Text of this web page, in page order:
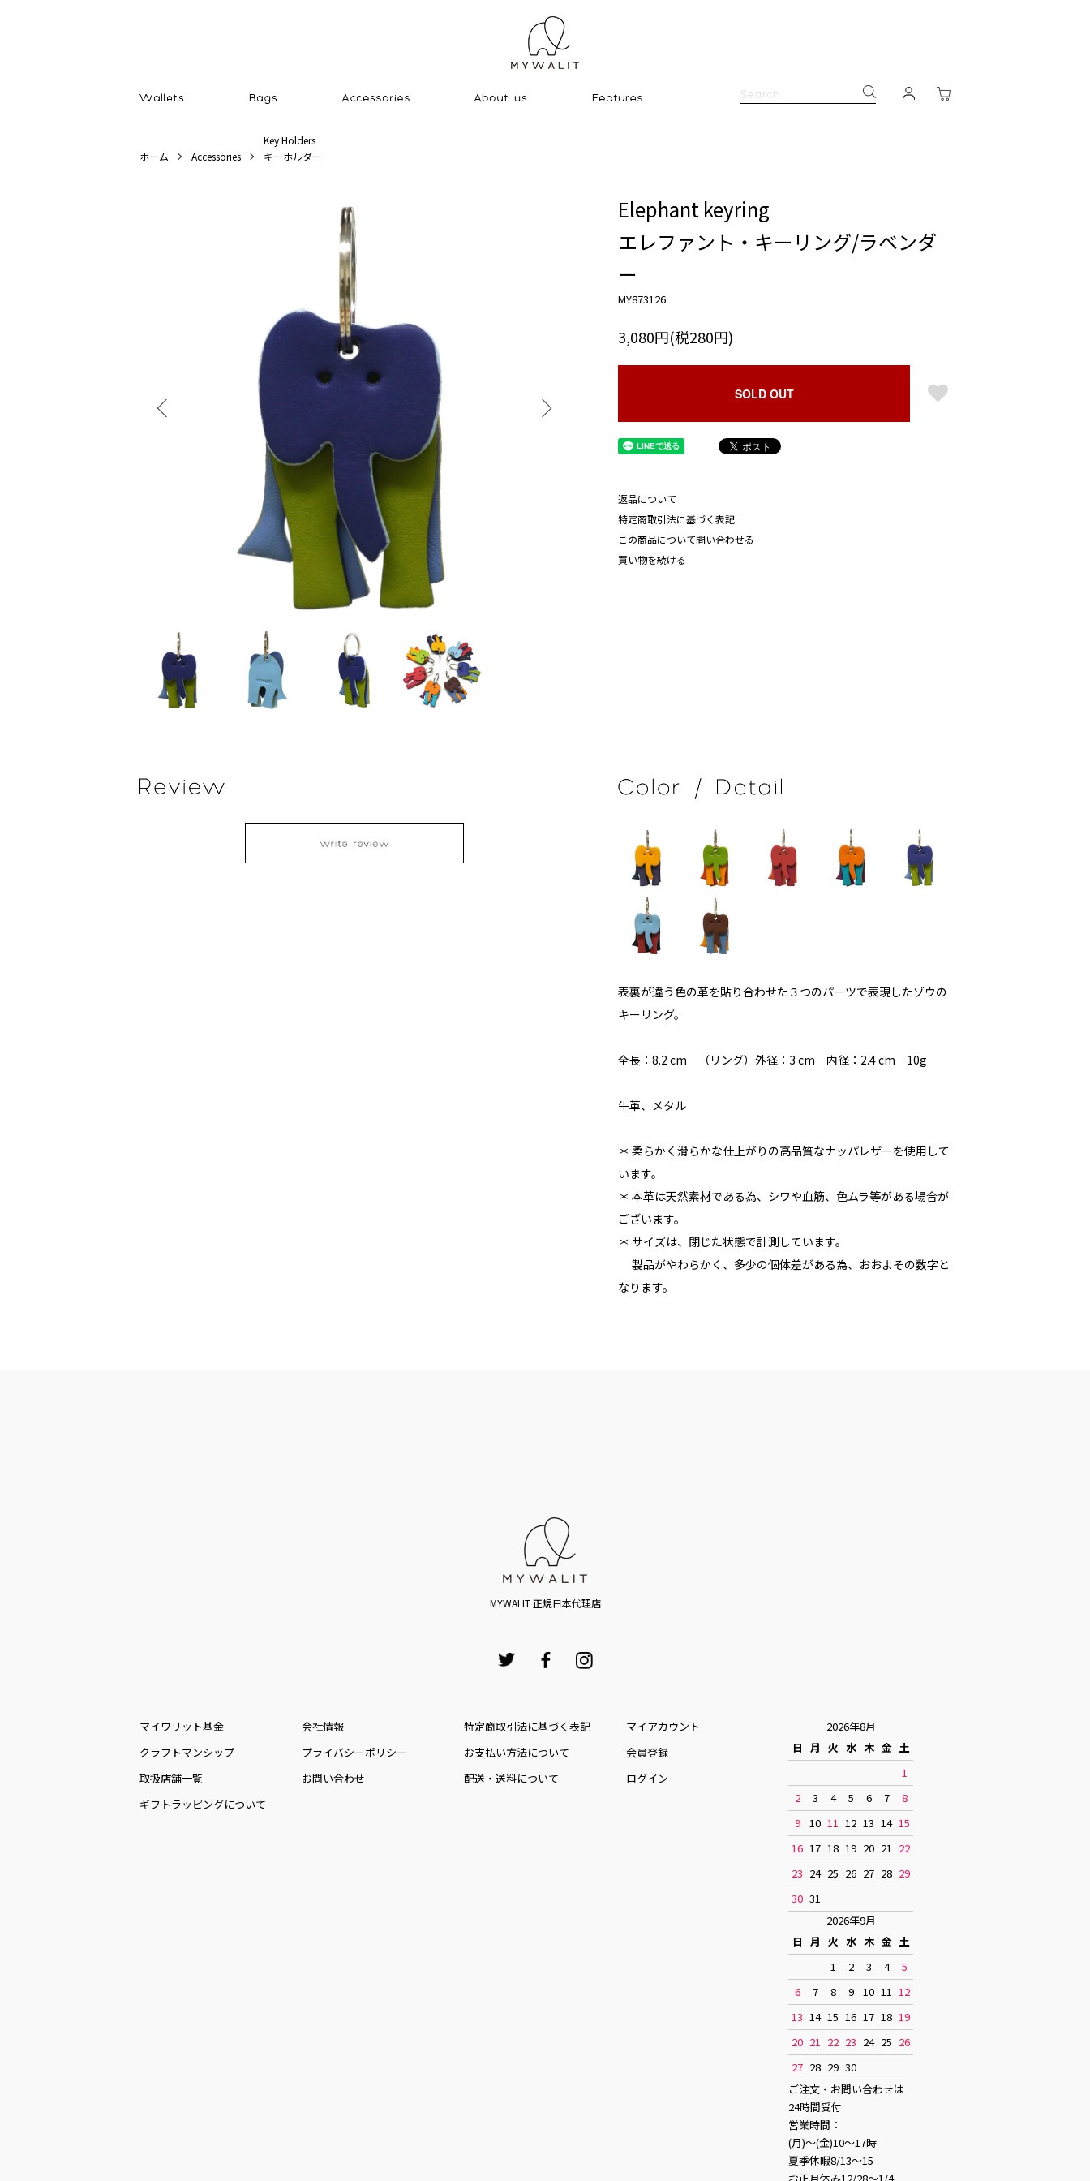
ホーム Accessories
Key Holders
キーホルダー
Elephant keyring
エレファント・キーリング/ラベンダ
ー
MY873126
3,080円(税280円)
SOLD OUT
返品について
特定商取引法に基づく表記
この商品について問い合わせる
買い物を続ける
表裏が違う色の革を貼り合わせた３つのパーツで表現したゾウの
キーリング。
全長：8.2 cm （リング）外径：3 cm 内径：2.4 cm 10g
牛革、メタル
＊ 柔らかく滑らかな仕上がりの高品質なナッパレザーを使用して
います。
＊ 本革は天然素材である為、シワや血筋、色ムラ等がある場合が
ございます。
＊ サイズは、閉じた状態で計測しています。
製品がやわらかく、多少の個体差がある為、おおよその数字と
なります。
MYWALIT 正規日本代理店
マイワリット基金
クラフトマンシップ
取扱店舗一覧
ギフトラッピングについて
会社情報
プライバシーポリシー
お問い合わせ
特定商取引法に基づく表記
お⽀払い⽅法について
配送・送料について
マイアカウント
会員登録
ログイン
2026年8月
日 月 火 水 木 金 土
1
2
3 4 5 6 7
8
9
10 11 12 13 14 15
16 17 18 19 20 21 22
23 24 25 26 27 28 29
30 31
2026年9月
日 月 火 水 木 金 土
1
2 3 4
5
6
7 8 9 10 11 12
13 14 15 16 17 18 19
20 21 22 23 24 25 26
27 28 29 30
ご注文・お問い合わせは
24時間受付
営業時間：
(月)〜(金)10〜17時
夏季休暇8/13〜15